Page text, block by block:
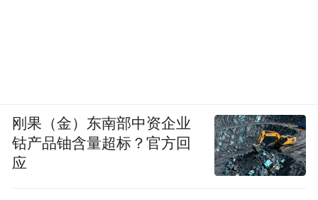
刚果（金）东南部中资企业
钴产品铀含量超标？官方回
应